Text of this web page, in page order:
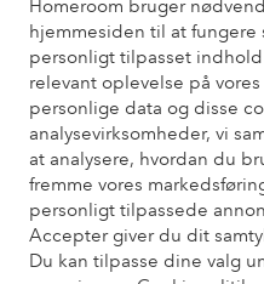
Homeroom bruger
hjemmesiden til at fungere
personligt tilpasset
relevant oplevelse på
personlige data og disse
analysevirksomheder, vi
at analysere, hvordan du
fremme vores
personligt tilpassede
Accepter giver du dit
Du kan tilpasse dine valg
Venner
Sikre
Vil du vide mere om
elpy